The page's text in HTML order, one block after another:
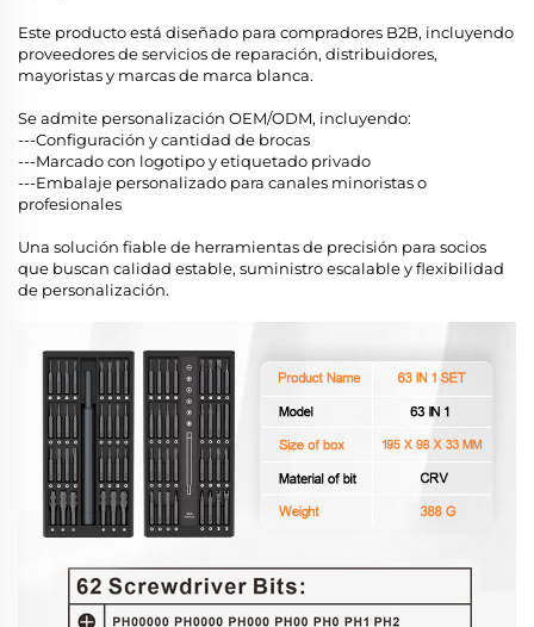
Este producto está diseñado para compradores B2B, incluyendo
proveedores de servicios de reparación, distribuidores,
mayoristas y marcas de marca blanca.
Se admite personalización OEM/ODM, incluyendo:
---Configuración y cantidad de brocas
---Marcado con logotipo y etiquetado privado
---Embalaje personalizado para canales minoristas o
profesionales
Una solución fiable de herramientas de precisión para socios
que buscan calidad estable, suministro escalable y flexibilidad
de personalización.